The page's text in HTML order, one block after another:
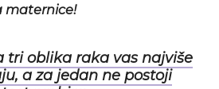
maternice!
tri oblika raka vas najviše
a za jedan ne postoji